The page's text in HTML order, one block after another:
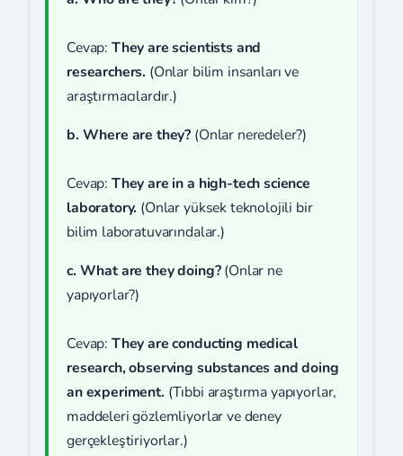
Cevap: They are scientists and
researchers. (Onlar bilim insanları ve
araştırmacılardır.)
b. Where are they? (Onlar neredeler?)
Cevap: They are in a high-tech science
laboratory. (Onlar yüksek teknolojili bir
bilim laboratuvarındalar.)
c. What are they doing?(Onlar ne
yapıyorlar?)
Cevap: They are conducting medical
research, observing substances and doing
an experiment. (Tıbbi araştırma yapıyorlar,
maddeleri gözlemliyorlar ve deney
gerçekleştiriyorlar.)